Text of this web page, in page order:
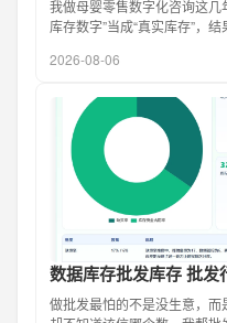
我做母婴零售数字化咨询这几
库存数字”当成“真实库存”，
2026-08-06
数据库存批发库存 批
做批发最怕的不是没生意，而